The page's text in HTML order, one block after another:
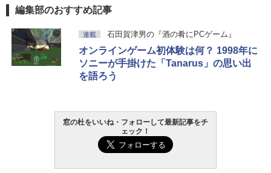
編集部のおすすめ記事
連載 石田賀津男の『酒の肴にPCゲーム』
オンラインゲーム初体験は何？ 1998年に
ソニーが手掛けた「Tanarus」の思い出
を語ろう
窓の杜をいいね・フォローして最新記事をチ
ェック！